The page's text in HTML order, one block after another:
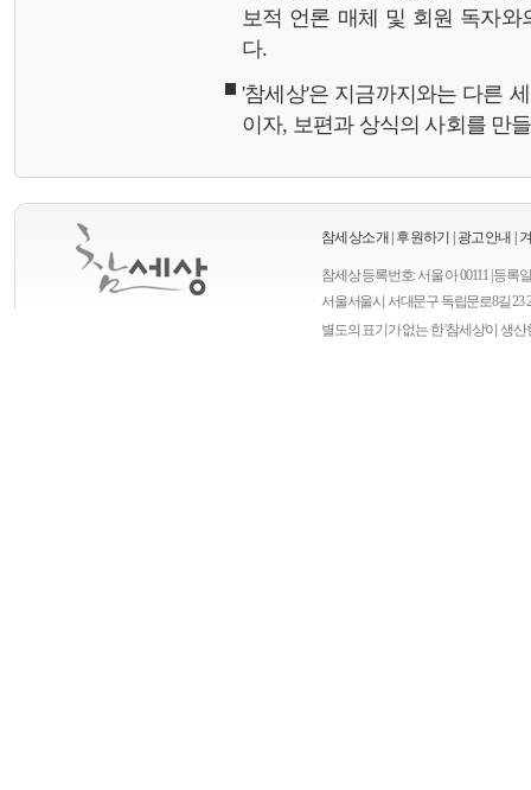
보적 언론 매체 및 회원 독자와
다.
'참세상'은 지금까지와는 다른
이자, 보편과 상식의 사회를 만
참세상소개 후원하기 광고안내
참세상 등록번호: 서울 아 00111 | 등록
서울서울시 서대문구 독립문로8길 23
별도의 표기가 없는 한 '참세상'이 생